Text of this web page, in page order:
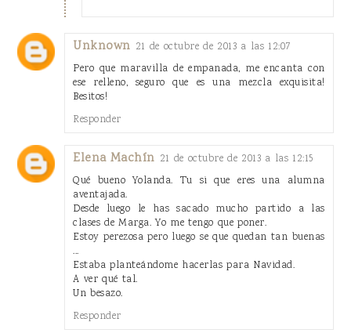
Unknown 21 de octubre de 2013 a las 12:07
Pero que maravilla de empanada, me encanta con
ese relleno, seguro que es una mezcla exquisita!
Besitos!
Responder
Elena Machín 21 de octubre de 2013 a las 12:15
Qué bueno Yolanda. Tu si que eres una alumna
aventajada.
Desde luego le has sacado mucho partido a las
clases de Marga. Yo me tengo que poner.
Estoy perezosa pero luego se que quedan tan buenas
...
Estaba planteándome hacerlas para Navidad.
A ver qué tal.
Un besazo.
Responder